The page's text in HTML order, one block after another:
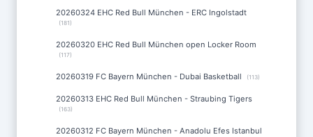
20260324 EHC Red Bull München - ERC Ingolstadt
(181)
20260320 EHC Red Bull München open Locker Room
(117)
20260319 FC Bayern München - Dubai Basketball (113)
20260313 EHC Red Bull München - Straubing Tigers
(163)
20260312 FC Bayern München - Anadolu Efes Istanbul